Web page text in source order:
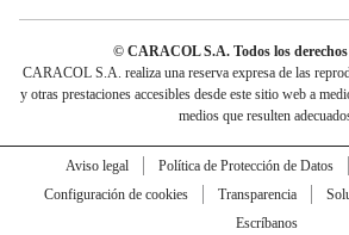
© CARACOL S.A. Todos los derechos
CARACOL S.A. realiza una reserva expresa de las
y otras prestaciones accesibles desde este sitio web a
medios que resulten
Aviso legal Política de Protección de Datos
Configuración de cookies
Transparencia
Escríbanos